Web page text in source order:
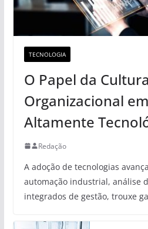
TECNOLOGIA
O Papel da Cultura
Organizacional
Altamente
Redação
A adoção de tecnologias
automação industrial, análise
integrados de gestão, trouxe